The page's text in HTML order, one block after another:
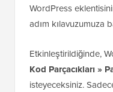
WordPress
adım kılavuzumuza
Etkinleştirildiğinde,
Kod Parçacıkları »
isteyeceksiniz.